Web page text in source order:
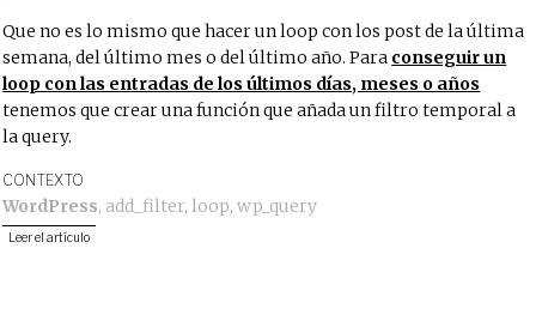
Que no es lo mismo que hacer un loop con los post de la última
semana, del último mes o del último año. Para conseguir un
loop con las entradas de los últimos días, meses o años
tenemos que crear una función que añada un filtro temporal a
la query.
CONTEXTO
WordPress, add_filter,loop,wp_query
Leer el artículo